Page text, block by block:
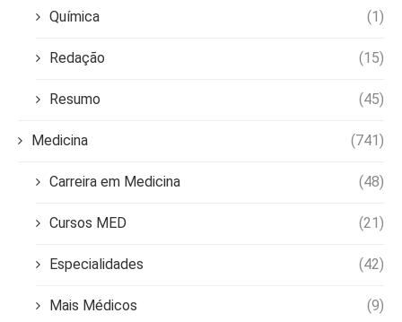
Química (1)
Redação (15)
Resumo (45)
Medicina (741)
Carreira em Medicina (48)
Cursos MED (21)
Especialidades (42)
Mais Médicos (9)